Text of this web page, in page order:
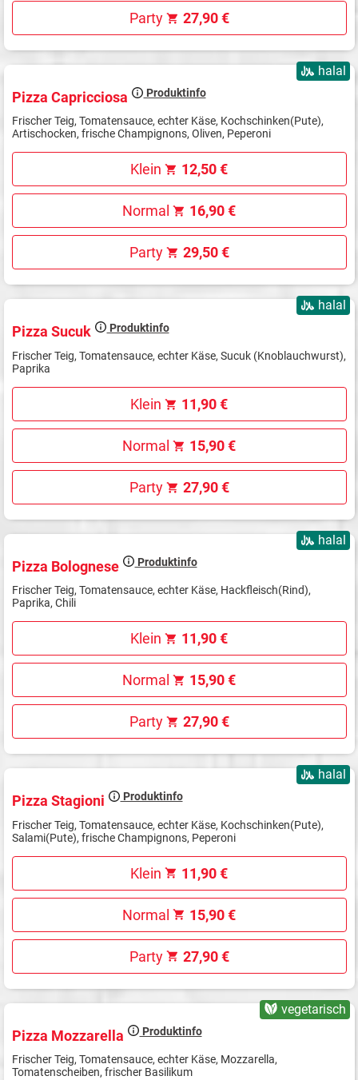
Party 27,90 €
halal
Pizza Capricciosa Produktinfo
Frischer Teig, Tomatensauce, echter Käse, Kochschinken(Pute),
Artischocken, frische Champignons, Oliven, Peperoni
Klein 12,50 €
Normal 16,90 €
Party 29,50 €
halal
Pizza Sucuk Produktinfo
Frischer Teig, Tomatensauce, echter Käse, Sucuk (Knoblauchwurst),
Paprika
Klein 11,90 €
Normal 15,90 €
Party 27,90 €
halal
Pizza Bolognese Produktinfo
Frischer Teig, Tomatensauce, echter Käse, Hackfleisch(Rind),
Paprika, Chili
Klein 11,90 €
Normal 15,90 €
Party 27,90 €
halal
Pizza Stagioni Produktinfo
Frischer Teig, Tomatensauce, echter Käse, Kochschinken(Pute),
Salami(Pute), frische Champignons, Peperoni
Klein 11,90 €
Normal 15,90 €
Party 27,90 €
vegetarisch
Pizza Mozzarella Produktinfo
Frischer Teig, Tomatensauce, echter Käse, Mozzarella,
Tomatenscheiben, frischer Basilikum